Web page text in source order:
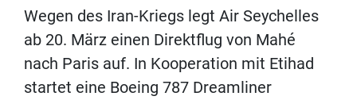
Wegen des Iran-Kriegs legt Air Seychelles
ab 20. März einen Direktflug von Mahé
nach Paris auf. In Kooperation mit Etihad
startet eine Boeing 787 Dreamliner